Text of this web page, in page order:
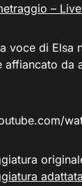
–
voce di Elsa
affiancato da
adattata